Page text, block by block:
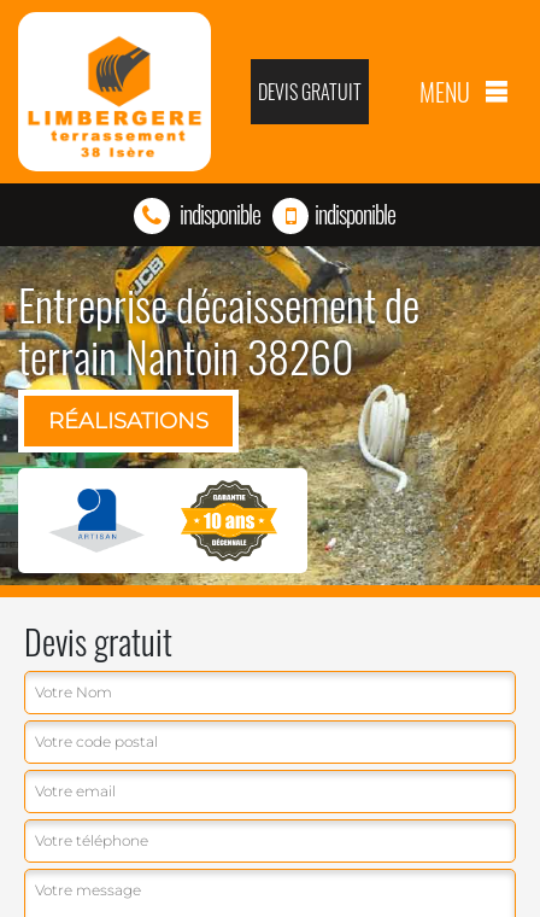
DEVIS GRATUIT MENU
indisponible indisponible
Entreprise décaissement de
terrain Nantoin 38260
RÉALISATIONS
Devis gratuit